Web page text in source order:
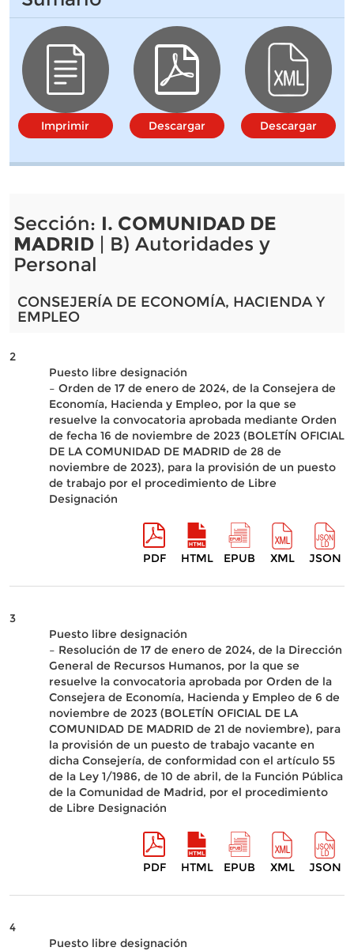
Imprimir Descargar Descargar
Sección: I. COMUNIDAD DE
MADRID| B) Autoridades y
Personal
CONSEJERÍA DE ECONOMÍA, HACIENDA Y
EMPLEO
2
Puesto libre designación
– Orden de 17 de enero de 2024, de la Consejera de
Economía, Hacienda y Empleo, por la que se
resuelve la convocatoria aprobada mediante Orden
de fecha 16 de noviembre de 2023 (BOLETÍN OFICIAL
DE LA COMUNIDAD DE MADRID de 28 de
noviembre de 2023), para la provisión de un puesto
de trabajo por el procedimiento de Libre
Designación
PDF HTML EPUB XML JSON
3
Puesto libre designación
– Resolución de 17 de enero de 2024, de la Dirección
General de Recursos Humanos, por la que se
resuelve la convocatoria aprobada por Orden de la
Consejera de Economía, Hacienda y Empleo de 6 de
noviembre de 2023 (BOLETÍN OFICIAL DE LA
COMUNIDAD DE MADRID de 21 de noviembre), para
la provisión de un puesto de trabajo vacante en
dicha Consejería, de conformidad con el artículo 55
de la Ley 1/1986, de 10 de abril, de la Función Pública
de la Comunidad de Madrid, por el procedimiento
de Libre Designación
PDF HTML EPUB XML JSON
4
Puesto libre designación